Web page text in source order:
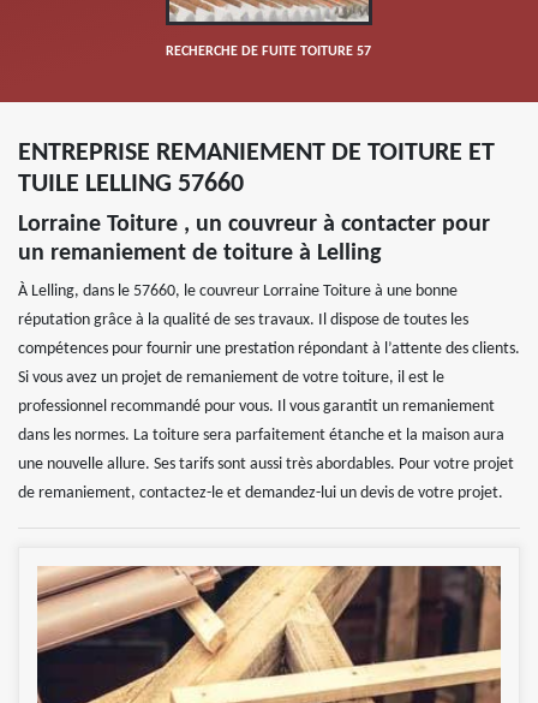
RECHERCHE DE FUITE TOITURE 57
ENTREPRISE REMANIEMENT DE TOITURE ET
TUILE LELLING 57660
Lorraine Toiture , un couvreur à contacter pour
un remaniement de toiture à Lelling
À Lelling, dans le 57660, le couvreur Lorraine Toiture à une bonne
réputation grâce à la qualité de ses travaux. Il dispose de toutes les
compétences pour fournir une prestation répondant à l’attente des clients.
Si vous avez un projet de remaniement de votre toiture, il est le
professionnel recommandé pour vous. Il vous garantit un remaniement
dans les normes. La toiture sera parfaitement étanche et la maison aura
une nouvelle allure. Ses tarifs sont aussi très abordables. Pour votre projet
de remaniement, contactez-le et demandez-lui un devis de votre projet.